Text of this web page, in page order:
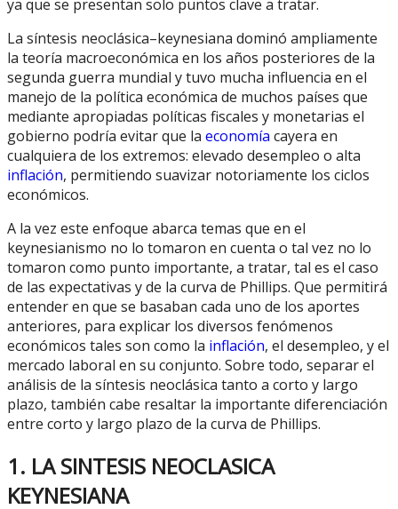
ya que se presentan solo puntos clave a tratar.
La síntesis neoclásica–keynesiana dominó ampliamente
la teoría macroeconómica en los años posteriores de la
segunda guerra mundial y tuvo mucha influencia en el
manejo de la política económica de muchos países que
mediante apropiadas políticas fiscales y monetarias el
gobierno podría evitar que la economía cayera en
cualquiera de los extremos: elevado desempleo o alta
inflación, permitiendo suavizar notoriamente los ciclos
económicos.
A la vez este enfoque abarca temas que en el
keynesianismo no lo tomaron en cuenta o tal vez no lo
tomaron como punto importante, a tratar, tal es el caso
de las expectativas y de la curva de Phillips. Que permitirá
entender en que se basaban cada uno de los aportes
anteriores, para explicar los diversos fenómenos
económicos tales son como la inflación, el desempleo, y el
mercado laboral en su conjunto. Sobre todo, separar el
análisis de la síntesis neoclásica tanto a corto y largo
plazo, también cabe resaltar la importante diferenciación
entre corto y largo plazo de la curva de Phillips.
1. LA SINTESIS NEOCLASICA
KEYNESIANA